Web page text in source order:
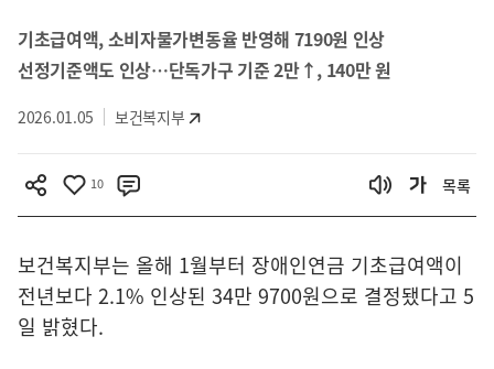
기초급여액, 소비자물가변동율 반영해 7190원 인상
선정기준액도 인상…단독가구 기준 2만↑, 140만 원
2026.01.05 보건복지부
10 목록
보건복지부는 올해 1월부터 장애인연금 기초급여액이
전년보다 2.1% 인상된 34만 9700원으로 결정됐다고 5
일 밝혔다.